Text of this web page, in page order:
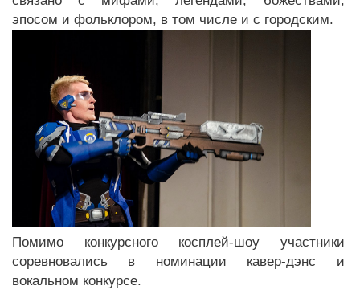
эпосом и фольклором, в том числе и с городским.
Помимо конкурсного косплей-шоу участники
соревновались в номинации кавер-дэнс и
вокальном конкурсе.